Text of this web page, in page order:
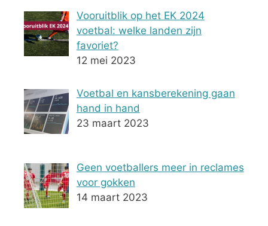
Vooruitblik op het EK 2024
voetbal: welke landen zijn
favoriet?
12 mei 2023
Voetbal en kansberekening gaan
hand in hand
23 maart 2023
Geen voetballers meer in reclames
voor gokken
14 maart 2023